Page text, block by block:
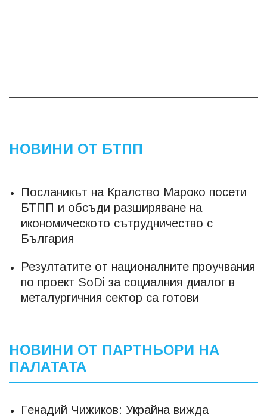
НОВИНИ ОТ БТПП
Посланикът на Кралство Мароко посети
БТПП и обсъди разширяване на
икономическото сътрудничество с
България
Резултатите от националните проучвания
по проект SoDi за социалния диалог в
металургичния сектор са готови
НОВИНИ ОТ ПАРТНЬОРИ НА
ПАЛАТАТА
Генадий Чижиков: Украйна вижда